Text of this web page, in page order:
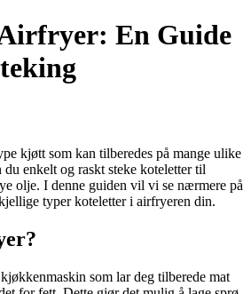
En Guide
kjøtt som kan tilberedes på mange ulike
enkelt og raskt steke koteletter til
olje. I denne guiden vil vi se nærmere på
typer koteletter i airfryeren din.
som lar deg tilberede mat